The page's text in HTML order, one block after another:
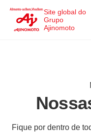
Site global do
Grupo
Ajinomoto
Fique por dentro de